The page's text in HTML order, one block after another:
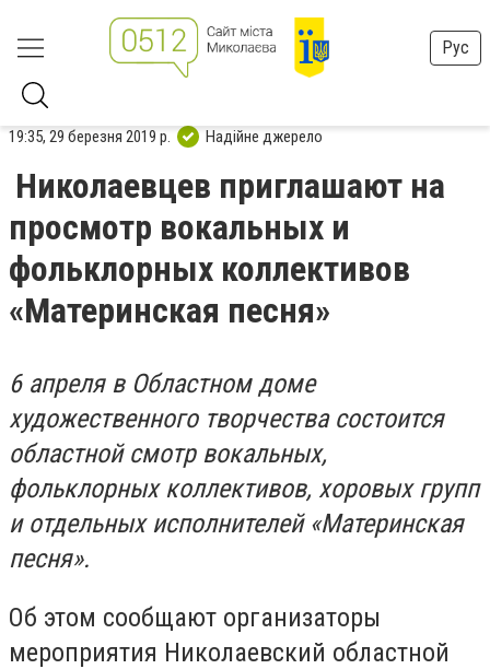
Рус
19:35, 29 березня 2019 р. Надійне джерело
Николаевцев приглашают на
просмотр вокальных и
фольклорных коллективов
«Материнская песня»
6 апреля в Областном доме
художественного творчества состоится
областной смотр вокальных,
фольклорных коллективов, хоровых групп
и отдельных исполнителей «Материнская
песня».
Об этом сообщают организаторы
мероприятия Николаевский областной